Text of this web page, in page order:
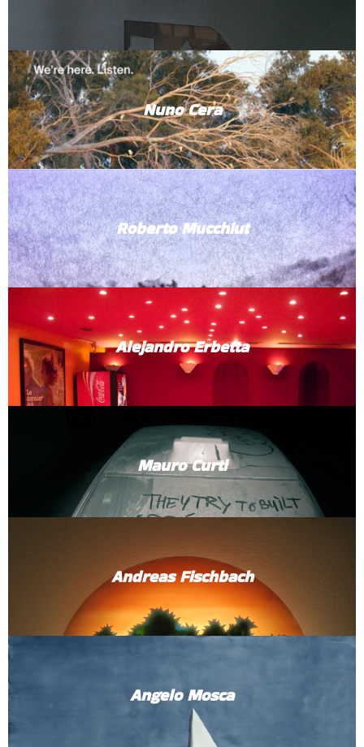
Nuno Cera
Roberto Mucchiut
Alejandro Erbetta
Mauro Curti
Andreas Fischbach
Angelo Mosca